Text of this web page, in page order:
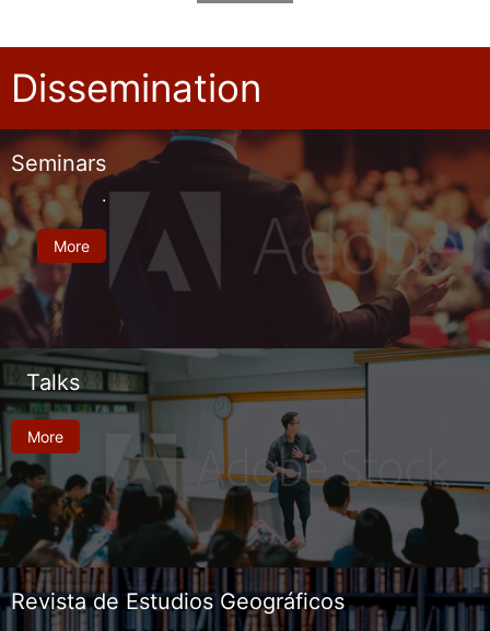
Dissemination
Seminars
.
More
Talks
More
Revista de Estudios Geográficos